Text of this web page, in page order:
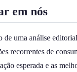
em nós
de uma análise
recorrentes de
esperada e as